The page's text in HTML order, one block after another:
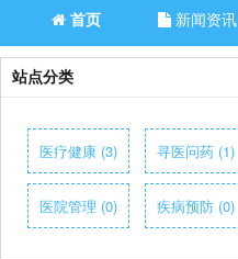
首页 新闻资讯
站点分类
医疗健康 (3) 寻医问药 (1)
医院管理 (0) 疾病预防 (0)